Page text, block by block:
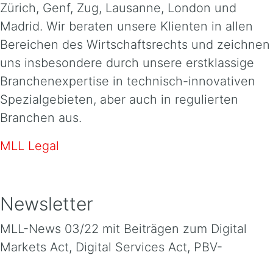
Zürich, Genf, Zug, Lausanne, London und
Madrid. Wir beraten unsere Klienten in allen
Bereichen des Wirtschaftsrechts und zeichnen
uns insbesondere durch unsere erstklassige
Branchenexpertise in technisch-innovativen
Spezialgebieten, aber auch in regulierten
Branchen aus.
MLL Legal
Newsletter
MLL-News 03/22 mit Beiträgen zum Digital
Markets Act, Digital Services Act, PBV-